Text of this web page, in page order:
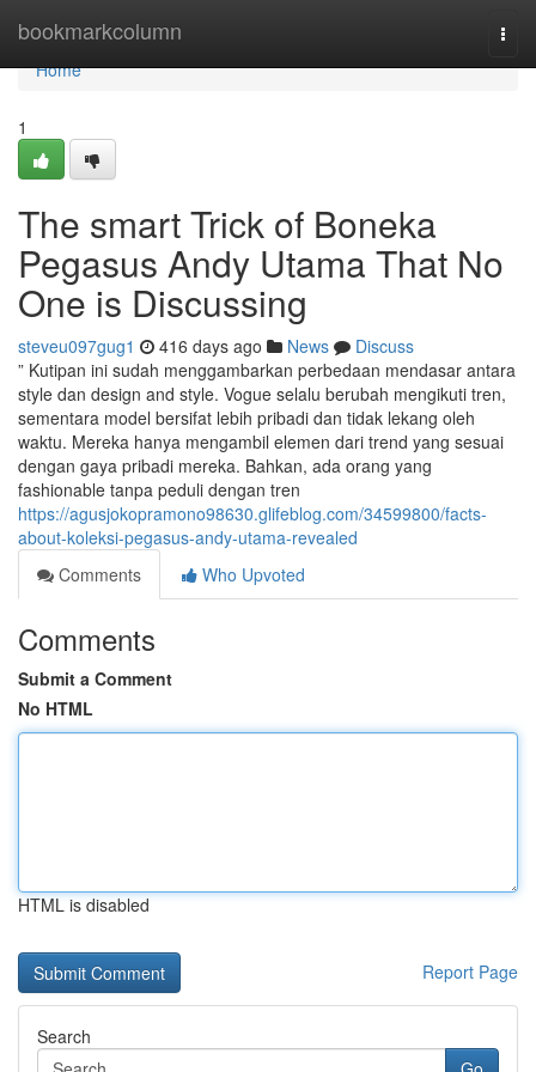
bookmarkcolumn
Home
Home
1
The smart Trick of Boneka
Pegasus Andy Utama That No
One is Discussing
steveu097gug1 416 days ago News
Discuss
” Kutipan ini sudah menggambarkan perbedaan mendasar antara
style dan design and style. Vogue selalu berubah mengikuti tren,
sementara model bersifat lebih pribadi dan tidak lekang oleh
waktu. Mereka hanya mengambil elemen dari trend yang sesuai
dengan gaya pribadi mereka. Bahkan, ada orang yang
fashionable tanpa peduli dengan tren
https://agusjokopramono98630.glifeblog.com/34599800/facts-
about-koleksi-pegasus-andy-utama-revealed
Comments
Who Upvoted
Comments
Submit a Comment
No HTML
HTML is disabled
Report Page
Search